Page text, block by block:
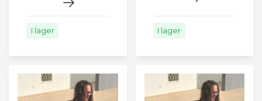
I lager I lager